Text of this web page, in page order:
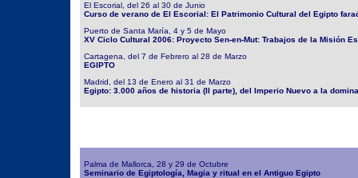
El Escorial, del 26 al 30 de Junio
Curso de verano de El Escorial: El Patrimonio Cultural del Egipto
Puerto de Santa María, 4 y 5 de Mayo
XV Ciclo Cultural 2006: Proyecto Sen-en-Mut: Trabajos de la Misión
Cartagena, del 7 de Febrero al 28 de Marzo
EGIPTO
Madrid, del 13 de Enero al 31 de Marzo
Egipto: 3.000 años de historia (II parte), del Imperio Nuevo a la
Palma de Mallorca, 28 y 29 de Octubre
Seminario de Egiptología, Magia y ritual en el Antiguo Egipto